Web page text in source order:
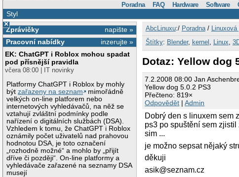
Poradna FAQ Hardware Software
Styl
×
napište »
Zprávičky
inzerujte »
Pracovní nabídky
EK: ChatGPT i Roblox mohou spadat
pod přísnější pravidla
včera 08:00 | IT novinky
Platformy ChatGPT i Roblox by mohly
býtzařazeny na seznam
mimořádně
velkých on-line platforem nebo
internetových vyhledávačů, na něž se
vztahují zvláštní podmínky podle
nařízení o digitálních službách (DSA).
Vzhledem k tomu, že ChatGPT i Roblox
oznámily počet uživatelů nad prahovou
hodnotou DSA, je toto označení
„rozhodně možné“ a mohlo by „přijít
dříve či později“. On-line platformy a
vyhledávače zařazené na seznamy DSA
musejí
AbcLinuxu:/ Poradna/ Linuxová
Štítky: Blender, kernel Linux
Dotaz: Yellow dog
7.2.2008 08:00 Jan
Yellow dog 5.0.2 PS3
Přečteno: 819×
Odpovědět |Admin
Dobrý den s linuxem sem
ps3 po spuštění sem
sim ...
je možno sepsat nějaký
děkuji
asik@seznam.cz